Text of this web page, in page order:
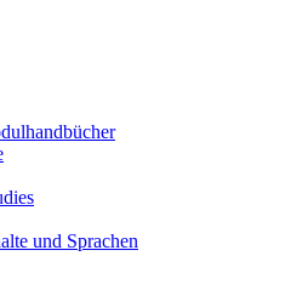
und Sprachen